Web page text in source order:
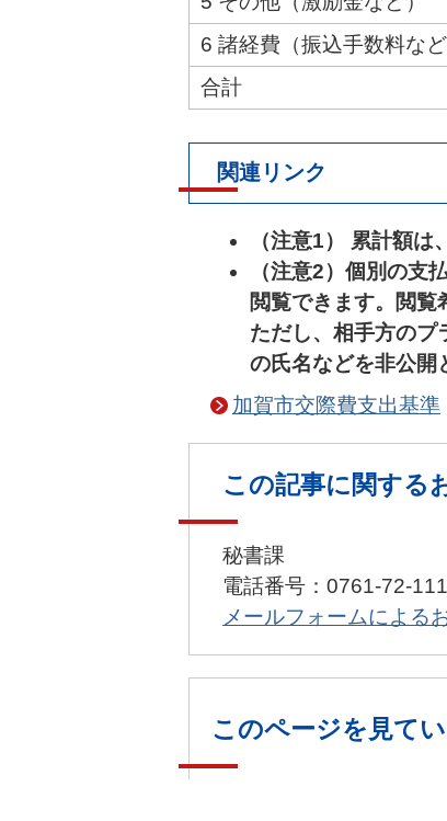
6 諸経費（振込手数料など
合計
関連リンク
（注意1） 累計額は
（注意2）個別の支
閲覧できます。閲覧
ただし、相手方のプ
の氏名などを非公開
加賀市交際費支出基準
この記事に関する
秘書課
電話番号：0761-72-
メールフォームによる
このページを見て